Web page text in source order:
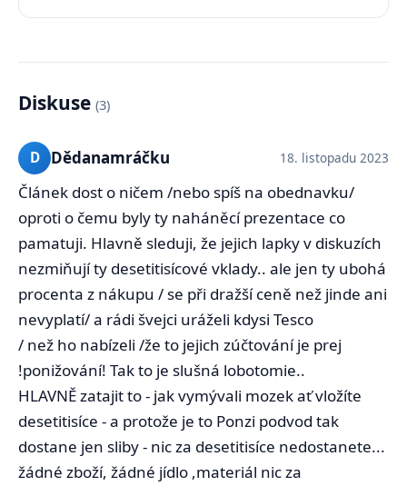
Diskuse (3)
D Dědanamráčku 18. listopadu 2023
Článek dost o ničem /nebo spíš na obednavku/
oproti o čemu byly ty naháněcí prezentace co
pamatuji. Hlavně sleduji, že jejich lapky v diskuzích
nezmiňují ty desetitisícové vklady.. ale jen ty ubohá
procenta z nákupu / se při dražší ceně než jinde ani
nevyplatí/ a rádi švejci uráželi kdysi Tesco
/ než ho nabízeli /že to jejich zúčtování je prej
!ponižování! Tak to je slušná lobotomie..
HLAVNĚ zatajit to - jak vymývali mozek ať vložíte
desetitisíce - a protože je to Ponzi podvod tak
dostane jen sliby - nic za desetitisíce nedostanete...
žádné zboží, žádné jídlo ,materiál nic za